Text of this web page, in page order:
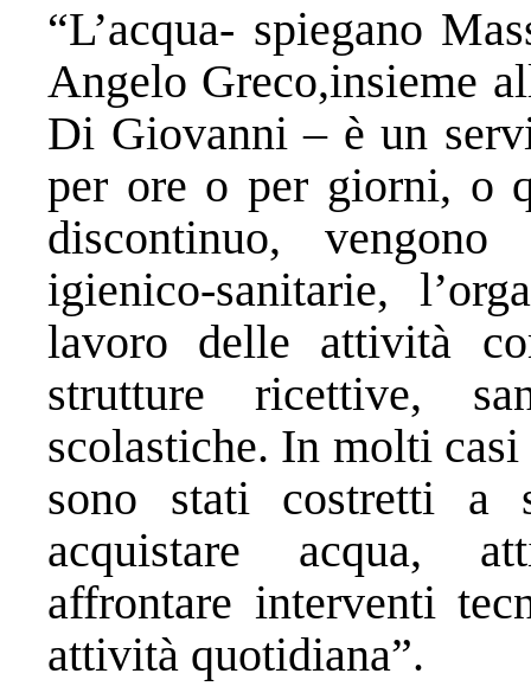
“L’acqua- spiegano
Angelo Greco,insieme
Di Giovanni – è un
per ore o per giorni, o
discontinuo,
igienico-sanitarie,
lavoro delle attività
strutture ricettive,
scolastiche. In molti
sono stati costretti a
acquistare acqua,
affrontare interventi
attività quotidiana”.